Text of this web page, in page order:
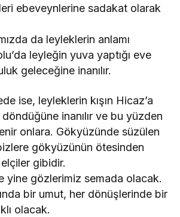
ebeveynlerine sadakat olarak
da leyleklerin anlamı
leyleğin yuva yaptığı eve
geleceğine inanılır.
ise, leyleklerin kışın Hicaz’a
inanılır ve bu yüzden
onlara. Gökyüzünde süzülen
gökyüzünün ötesinden
gibidir.
yine gözlerimiz semada olacak.
bir umut, her dönüşlerinde bir
olacak.